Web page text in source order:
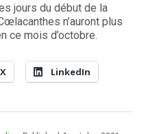
jours du début de la
n’auront plus
ce mois d’octobre.
X LinkedIn